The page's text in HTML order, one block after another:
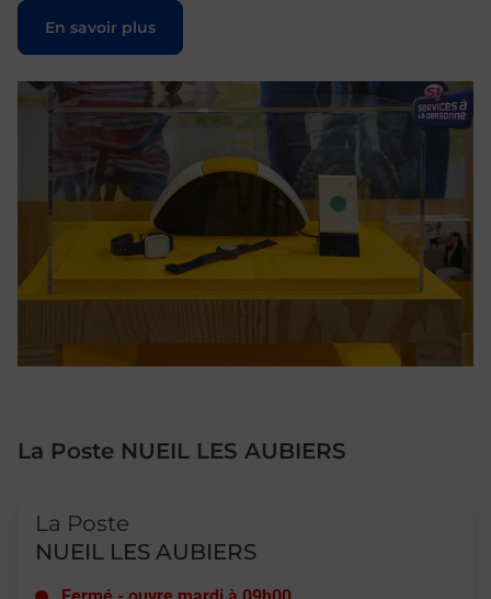
En savoir plus
Le lien s'ouvre dans un nouvel onglet
La Poste NUEIL LES AUBIERS
La Poste
NUEIL LES AUBIERS